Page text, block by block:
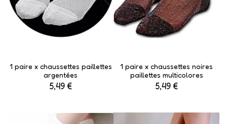
1 paire x ​chaussettes paillettes
argentées
5,49 €
1 paire x ​chaussettes noires
paillettes multicolores
5,49 €